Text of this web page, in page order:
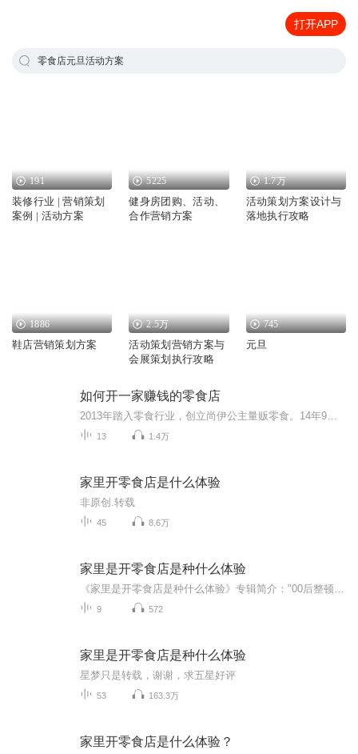
打开APP
零食店元旦活动方案
191
装修行业 | 营销策划
案例 | 活动方案
5225
健身房团购、活动、
合作营销方案
1.7万
活动策划方案设计与
落地执行攻略
1886
鞋店营销策划方案
2.5万
活动策划营销方案与
会展策划执行攻略
745
元旦
如何开一家赚钱的零食店
13 1.4万
家里开零食店是什么体验
非原创.转载
45 8.6万
家里是开零食店是种什么体验
9 572
家里是开零食店是种什么体验
星梦只是转载，谢谢，求五星好评
53 163.3万
家里开零食店是什么体验？